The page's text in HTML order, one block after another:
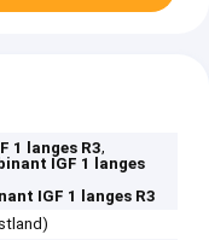
1 langes R3,
IGF 1 langes
IGF 1 langes R3